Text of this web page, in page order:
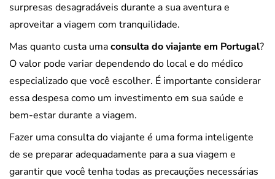
surpresas desagradáveis durante a sua aventura e
aproveitar a viagem com tranquilidade.
Mas quanto custa umaconsulta do viajante em Portugal?
O valor pode variar dependendo do local e do médico
especializado que você escolher. É importante considerar
essa despesa como um investimento em sua saúde e
bem-estar durante a viagem.
Fazer uma consulta do viajante é uma forma inteligente
de se preparar adequadamente para a sua viagem e
garantir que você tenha todas as precauções necessárias